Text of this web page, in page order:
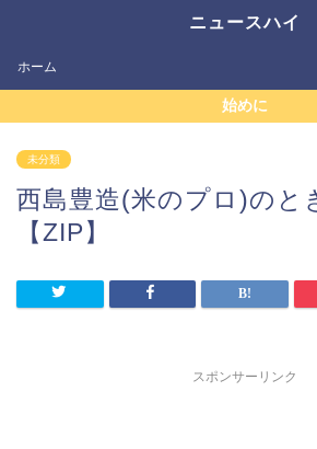
ニュースハイ
ホーム
始めに
未分類
西島豊造(米のプロ)のと
【ZIP】
スポンサーリンク